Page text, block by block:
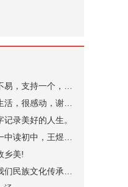
录美好的人生。
乡美!